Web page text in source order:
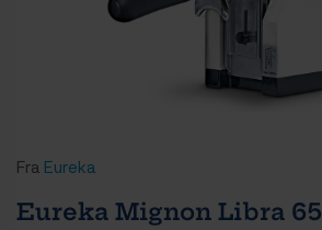
Fra Eureka
Eureka Mignon Libra 65